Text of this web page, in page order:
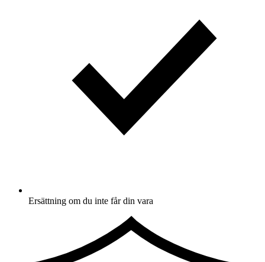
Ersättning om du inte får din vara